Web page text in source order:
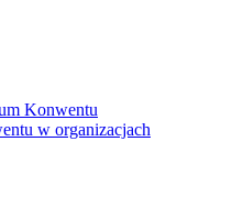
Konwentu
w organizacjach